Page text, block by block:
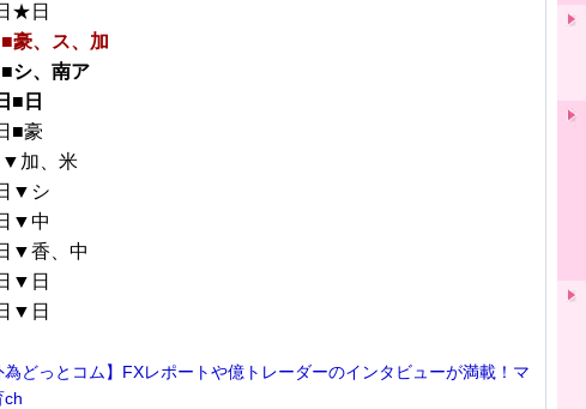
★日
豪、ス、加
シ、南ア
■日
■豪
▼加、米
▼シ
▼中
▼香、中
▼日
▼日
為どっとコム】FXレポートや億トレーダーのインタビューが満載！マ
ch